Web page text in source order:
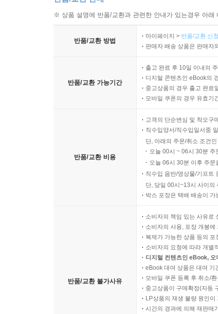
※ 상품 설명에 반품/교환과 관련한 안내가 있는경우 아
반품/교환 방법
마이페이지 > 반품/교환 신
판매자 배송 상품은 판매자
반품/교환 가능기간
출고 완료 후 10일 이내의
디지털 콘텐츠인 eBook의
중고상품의 경우 출고 완료
모바일 쿠폰의 경우 유효기
반품/교환 비용
고객의 단순변심 및 착오구
직수입양서/직수입일서중
단, 아래의 주문/취소 조건
오늘 00시 ~ 06시 30분
오늘 06시 30분 이후 주
직수입 음반/영상물/기프트
단, 당일 00시~13시 사이의
박스 포장은 택배 배송이
반품/교환 불가사유
소비자의 책임 있는 사유로
소비자의 사용, 포장 개봉
복제가 가능한 상품 등의
소비자의 요청에 따라 개별
디지털 컨텐츠인 eBook,
eBook 대여 상품은 대여 기
모바일 쿠폰 등록 후 취소/
중고상품이 구매확정(자동
LP상품의 재생 불량 원인
시간의 경과에 의해 재판매